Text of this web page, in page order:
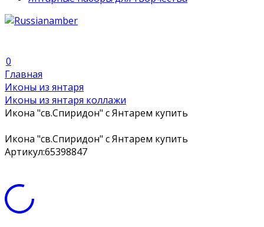
0
Главная
Иконы из янтаря
Иконы из янтаря коллажи
Икона "св.Спиридон" с Янтарем купить
Икона "св.Спиридон" с Янтарем купить
Артикул:65398847